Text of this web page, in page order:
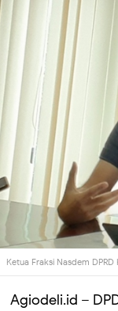
Ketua Fraksi Nasdem
Agiodeli.id –